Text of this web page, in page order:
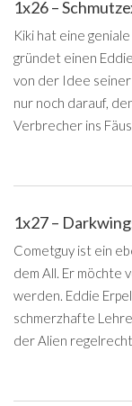
1x26 –
Kiki hat eine
gründet einen
von der Idee
nur noch darauf,
Verbrecher ins
1x27 –
Cometguy ist ein
dem All. Er möchte
werden. Eddie
schmerzhafte
der Alien regelrecht